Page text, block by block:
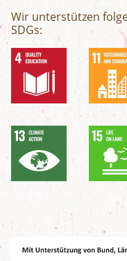
Wir unterstützen
SDGs: